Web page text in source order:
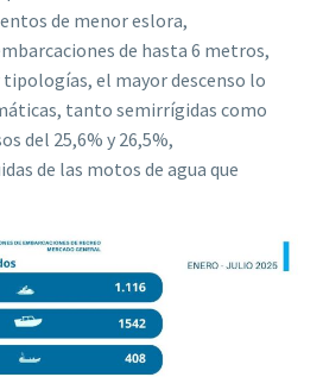
de menor eslora,
de hasta 6 metros,
tipologías, el mayor descenso lo
tanto semirrígidas como
del 25,6% y 26,5%,
de las motos de agua que